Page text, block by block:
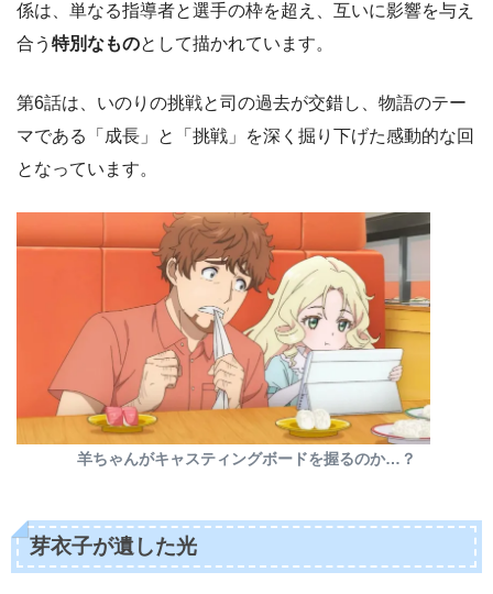
係は、単なる指導者と選手の枠を超え、互いに影響を与え
合う 特別なものとして描かれています。
第6話は、いのりの挑戦と司の過去が交錯し、物語のテー
マである「成長」と「挑戦」を深く掘り下げた感動的な回
となっています。
羊ちゃんがキャスティングボードを握るのか…？
芽衣子が遺した光